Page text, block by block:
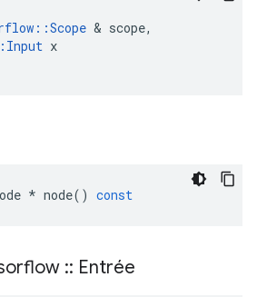
::Scope & scope,
Input x
* node() const
:: Entrée